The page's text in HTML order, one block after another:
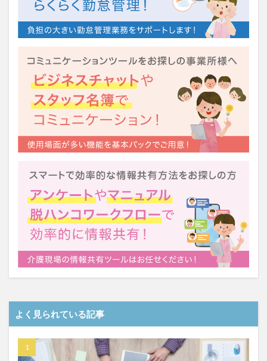
よく見られている記事
認定介護福祉士
認知症
速乾
運営指導
関西テレビ
障害者向けグループホーム
離職防止
靴下 飯田友一
香取幹
高瀬比左子
高齢者住宅新聞
組織力の向上
組織マネジメント
日常 特養
有松絞り
未来の介護
未来をつくるKaigoカフェ
株式会社いぶき
梅雨 水仕事
決断力
消毒液
涼しい
清潔感
濱崎明子
社会福祉協議会
社会福祉士
社会福祉法人 若竹大寿会
社会福祉法人フラワー園
社会福祉連携推進法人
社内エンゲージメント
社内コミュニケーション
社内ポイントシステム
カンテレハッズ
グッドデザイン賞
グランデージ和泉
クリスマス
グループウェア
クレーム
クローズアップ現代